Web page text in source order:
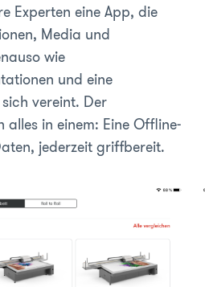
Experten eine App, die
Media und
wie
und eine
vereint. Der
in einem: Eine Offline-
jederzeit griffbereit.